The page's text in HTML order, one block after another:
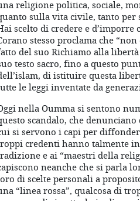
religione politica, sociale,
sulla vita civile, tanto per
scelto di credere e
stesso proclama che
del suo Richiamo alla
testo sacro, fino a questo
di istituire questa
le leggi inventate da
nella Oumma si sentono
scandalo, che
si servono i capi per
credenti hanno talmente
e ai “maestri della
neanche che si parla
di scelte personali a
“linea rossa”, qualcosa di